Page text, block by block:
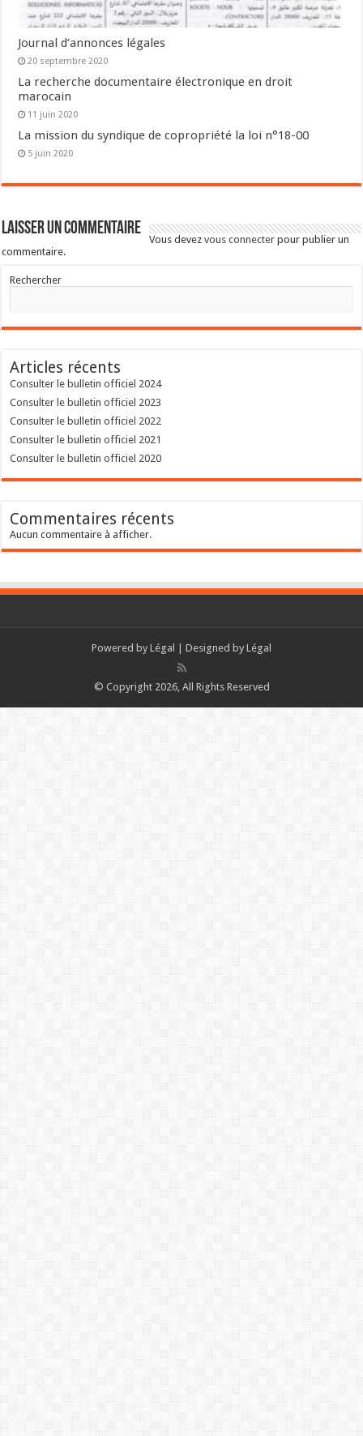
Journal d’annonces légales
20 septembre 2020
La recherche documentaire électronique en droit
marocain
11 juin 2020
La mission du syndique de copropriété la loi n°18-00
5 juin 2020
Laisser un commentaire
Vous devezvous connecter pour publier un
commentaire.
Rechercher
Articles récents
Consulter le bulletin officiel 2024
Consulter le bulletin officiel 2023
Consulter le bulletin officiel 2022
Consulter le bulletin officiel 2021
Consulter le bulletin officiel 2020
Commentaires récents
Aucun commentaire à afficher.
Powered by Légal | Designed by Légal
© Copyright 2026, All Rights Reserved